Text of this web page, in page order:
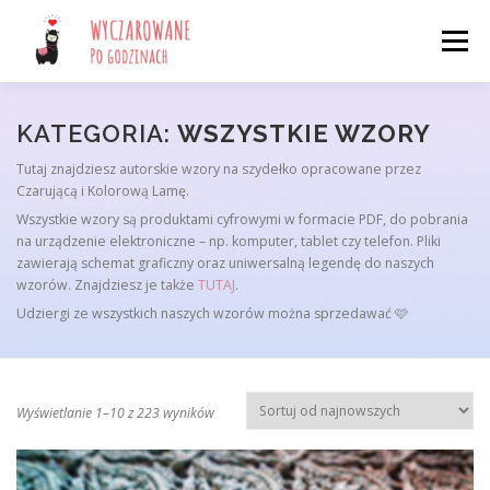
Menu
START SKLEP O MOTKACH BLOG 🩷
Wyszukiwarka produktów
KATEGORIA: WSZYSTKIE WZORY
Tutaj znajdziesz autorskie wzory na szydełko opracowane przez
Czarującą i Kolorową Lamę.
Wszystkie wzory są produktami cyfrowymi w formacie PDF, do pobrania
na urządzenie elektroniczne – np. komputer, tablet czy telefon. Pliki
zawierają schemat graficzny oraz uniwersalną legendę do naszych
wzorów. Znajdziesz je także TUTAJ.
Udziergi ze wszystkich naszych wzorów można sprzedawać 🩷
Wyświetlanie 1–10 z 223 wynikówP
s
o